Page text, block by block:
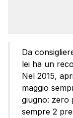
Da
lei ha un
Nel 2015,
maggio
giugno: zero
sempre 2